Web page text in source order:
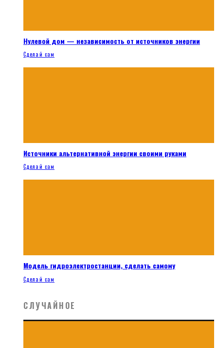
Нулевой дом — независимость от источников энергии
Сделай сам
Источники альтернативной энергии своими руками
Сделай сам
Модель гидроэлектростанции, сделать самому
Сделай сам
СЛУЧАЙНОЕ